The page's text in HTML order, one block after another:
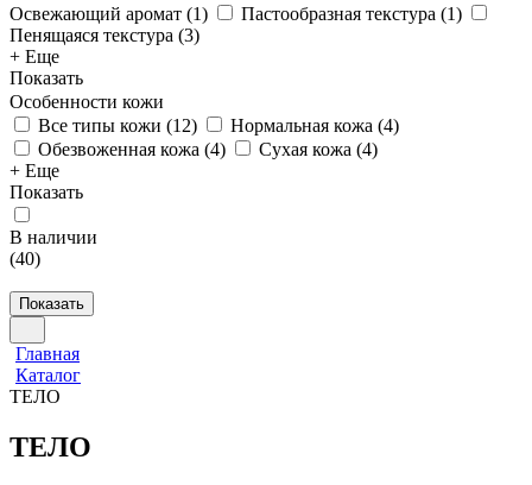
Освежающий аромат (1) Пастообразная текстура (1)
Пенящаяся текстура (3)
+ Еще
Показать
Особенности кожи
Все типы кожи (12) Нормальная кожа (4)
Обезвоженная кожа (4) Сухая кожа (4)
+ Еще
Показать
В наличии
(40)
Показать
Главная
Каталог
ТЕЛО
ТЕЛО